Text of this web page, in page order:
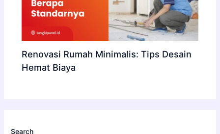
Renovasi Rumah Minimalis: Tips Desain
Hemat Biaya
Search